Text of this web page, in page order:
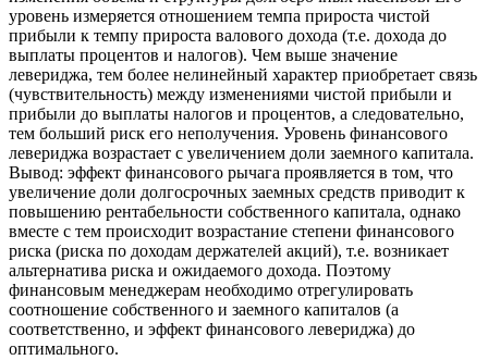
уровень измеряется отношением темпа прироста чистой
прибыли к темпу прироста валового дохода (т.е. дохода до
выплаты процентов и налогов). Чем выше значение
левериджа, тем более нелинейный характер приобретает связь
(чувствительность) между изменениями чистой прибыли и
прибыли до выплаты налогов и процентов, а следовательно,
тем больший риск его неполучения. Уровень финансового
левериджа возрастает с увеличением доли заемного капитала.
Вывод: эффект финансового рычага проявляется в том, что
увеличение доли долгосрочных заемных средств приводит к
повышению рентабельности собственного капитала, однако
вместе с тем происходит возрастание степени финансового
риска (риска по доходам держателей акций), т.е. возникает
альтернатива риска и ожидаемого дохода. Поэтому
финансовым менеджерам необходимо отрегулировать
соотношение собственного и заемного капиталов (а
соответственно, и эффект финансового левериджа) до
оптимального.